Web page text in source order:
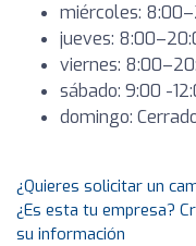
miércoles:
jueves:
viernes:
sábado: 9:00 -
domingo:
¿Quieres solicitar un
¿Es esta tu empresa?
su información